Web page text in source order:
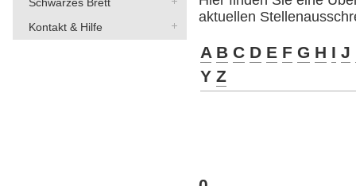
Kontakt & Hilfe
aktuellen
A B C D E F G H I J
Y Z